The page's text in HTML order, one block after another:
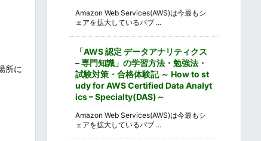
所に
Amazon Web Services(AWS)は今最もシ
ェアを拡大しているパブ ...
「AWS 認定 データアナリティクス
– 専門知識」の学習方法・勉強法・
試験対策・合格体験記 ～ How to st
udy for AWS Certified Data Analyt
ics – Specialty(DAS)～
Amazon Web Services(AWS)は今最もシ
ェアを拡大しているパブ ...